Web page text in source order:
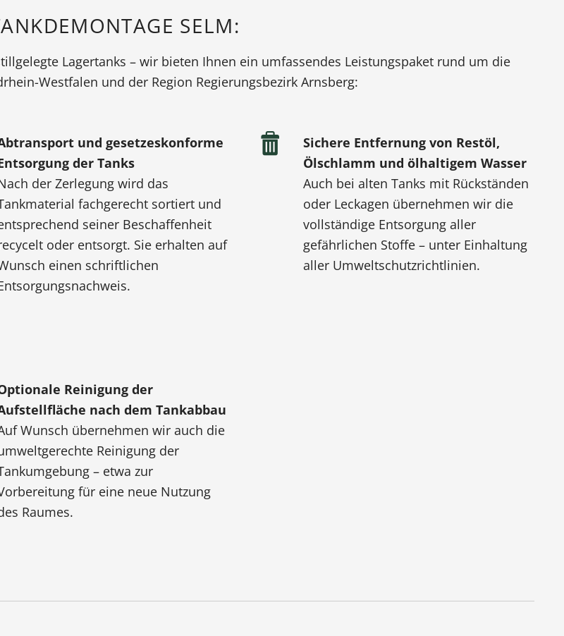
SELM:
Lagertanks – wir bieten Ihnen ein umfassendes Leistungspaket rund um die
Westfalen und der Region Regierungsbezirk Arnsberg:
und gesetzeskonforme
der Tanks
der Zerlegung wird das
fachgerecht sortiert und
seiner Beschaffenheit
oder entsorgt. Sie erhalten auf
einen schriftlichen
Sichere Entfernung von Restöl,
Ölschlamm und ölhaltigem Wasser
Auch bei alten Tanks mit Rückständen
oder Leckagen übernehmen wir die
vollständige Entsorgung aller
gefährlichen Stoffe – unter Einhaltung
aller Umweltschutzrichtlinien.
Reinigung der
nach dem Tankabbau
Wunsch übernehmen wir auch die
Reinigung der
– etwa zur
für eine neue Nutzung
Raumes.